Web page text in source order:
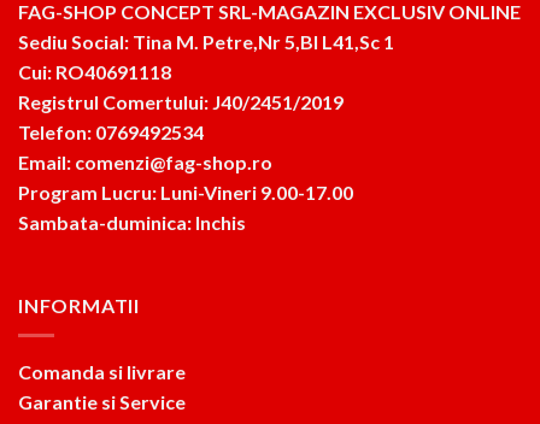
FAG-SHOP CONCEPT SRL-MAGAZIN EXCLUSIV ONLINE
Sediu Social: Tina M. Petre,Nr 5,Bl L41,Sc 1
Cui: RO40691118
Registrul Comertului: J40/2451/2019
Telefon: 0769492534
Email: comenzi@fag-shop.ro
Program Lucru: Luni-Vineri 9.00-17.00
Sambata-duminica: Inchis
INFORMATII
Comanda si livrare
Garantie si Service